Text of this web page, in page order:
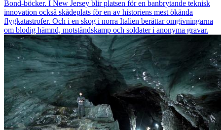
Bond-böcker. I New Jersey blir platsen för en banbrytande teknisk
innovation också skådeplats för en av historiens mest ökända
flygkatastrofer. Och i en skog i norra Italien berättar omgivningarna
om blodig hämnd, motståndskamp och soldater i anonyma gravar.